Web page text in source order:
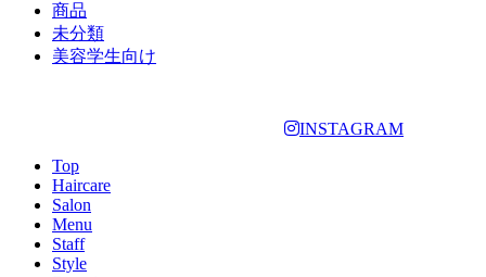
商品
未分類
美容学生向け
INSTAGRAM
Top
Haircare
Salon
Menu
Staff
Style